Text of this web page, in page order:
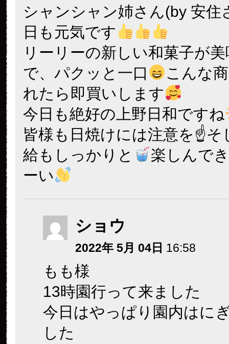
シャンシャン姉さん(by 安住
日も元気です
リーリーの新しい和菓子が
で、パクッと一口
こんな
れたら即買いします
今日も絶好の上野日和ですね
皆様も日焼けには注意を☝そ
給もしっかりと
楽しんで
ーい
ショウ
2022年 5月 04日 16:58
もも様
13時園行って来ました
今日はやっぱり園内はに
した